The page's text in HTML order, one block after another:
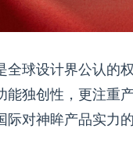
球设计界公认的
独创性，更注重
对神眸产品实力